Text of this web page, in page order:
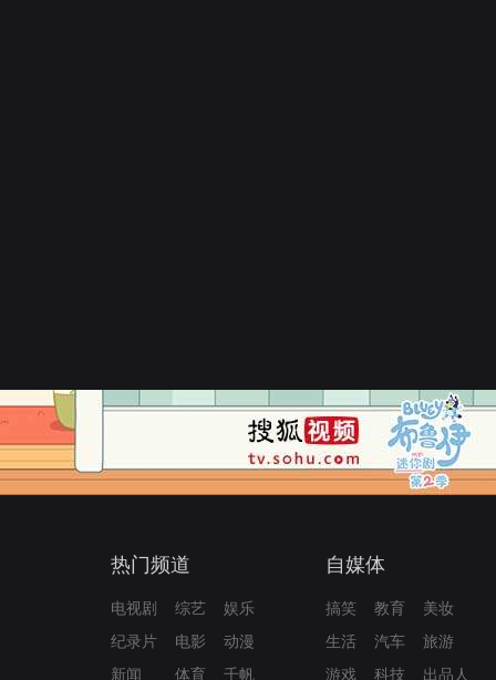
热门频道
电视剧 综艺
娱乐
纪录片
电影
动漫
新闻
体育 千帆
自媒体
搞笑 教育
美妆
生活
汽车
旅游
游戏
科技 出品人